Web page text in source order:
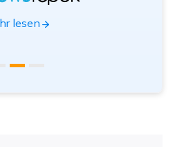
lesen